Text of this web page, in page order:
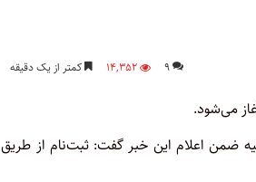
۹ ۱۴,۳۵۲ کمتر از یک دقیقه
ضمن اعلام این خبر گفت: ثبت‌نام از طریق